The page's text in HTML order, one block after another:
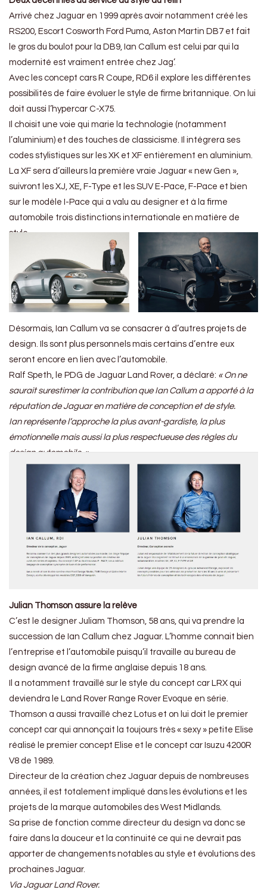
Arrivé chez Jaguar en 1999 après avoir notamment créé les
RS200, Escort Cosworth Ford Puma, Aston Martin DB7 et fait
le gros du boulot pour la DB9, Ian Callum est celui par qui la
modernité est vraiment entrée chez Jag’.
Avec les concept cars R Coupe, RD6 il explore les différentes
possibilités de faire évoluer le style de firme britannique. On lui
doit aussi l’hypercar C-X75.
Il choisit une voie qui marie la technologie (notamment
l’aluminium) et des touches de classicisme. Il intégrera ses
codes stylistiques sur les XK et XF entièrement en aluminium.
La XF sera d’ailleurs la première vraie Jaguar « new Gen »,
suivront les XJ, XE, F-Type et les SUV E-Pace, F-Pace et bien
sur le modèle I-Pace qui a valu au designer et à la firme
automobile trois distinctions internationale en matière de
style.
Désormais, Ian Callum va se consacrer à d’autres projets de
design. Ils sont plus personnels mais certains d’entre eux
seront encore en lien avec l’automobile.
Ralf Speth, le PDG de Jaguar Land Rover, a déclaré: « On ne
saurait surestimer la contribution que Ian Callum a apporté à la
réputation de Jaguar en matière de conception et de style.
Ian représente l’approche la plus avant-gardiste, la plus
émotionnelle mais aussi la plus respectueuse des règles du
design automobile. »
Julian Thomson assure la relève
C’est le designer Juliam Thomson, 58 ans, qui va prendre la
succession de Ian Callum chez Jaguar. L’homme connait bien
l’entreprise et l’automobile puisqu’il travaille au bureau de
design avancé de la firme anglaise depuis 18 ans.
Il a notamment travaillé sur le style du concept car LRX qui
deviendra le Land Rover Range Rover Evoque en série.
Thomson a aussi travaillé chez Lotus et on lui doit le premier
concept car qui annonçait la toujours très « sexy » petite Elise
réalisé le premier concept Elise et le concept car Isuzu 4200R
V8 de 1989.
Directeur de la création chez Jaguar depuis de nombreuses
années, il est totalement impliqué dans les évolutions et les
projets de la marque automobiles des West Midlands.
Sa prise de fonction comme directeur du design va donc se
faire dans la douceur et la continuité ce qui ne devrait pas
apporter de changements notables au style et évolutions des
prochaines Jaguar.
Via Jaguar Land Rover.